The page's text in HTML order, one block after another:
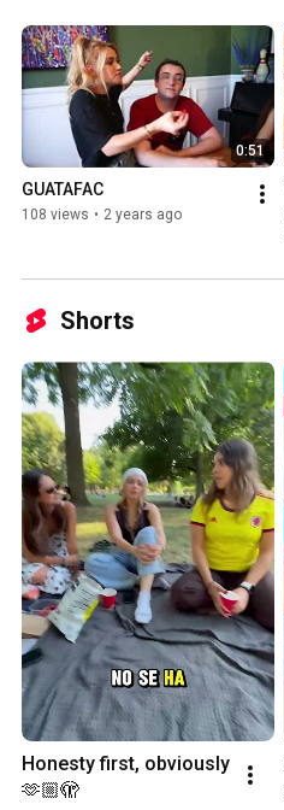
0:51
GUATAFAC
108 views • 2 years ago
Shorts
Honesty first, obviously
🫶🏼🫣